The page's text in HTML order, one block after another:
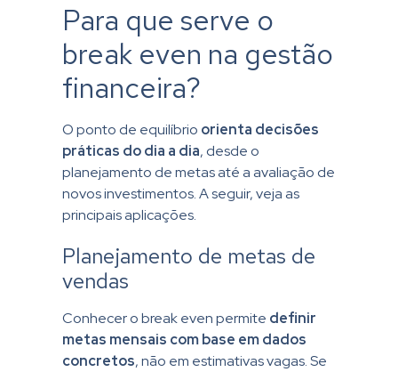
Para que serve o
break even na gestão
financeira?
O ponto de equilíbrio orienta decisões
práticas do dia a dia, desde o
planejamento de metas até a avaliação de
novos investimentos. A seguir, veja as
principais aplicações.
Planejamento de metas de
vendas
Conhecer o break even permite definir
metas mensais com base em dados
concretos, não em estimativas vagas. Se